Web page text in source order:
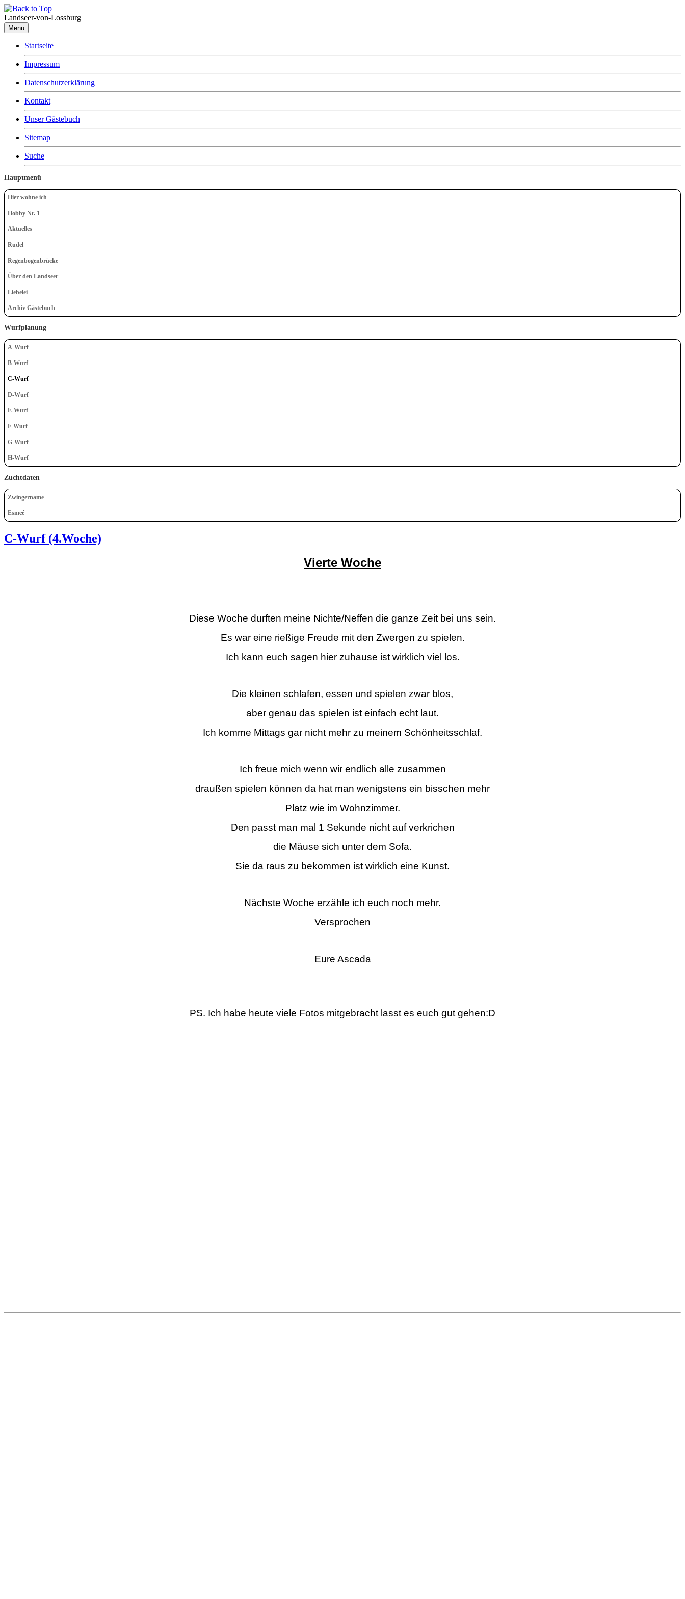
Landseer-von-Lossburg
Menu
Startseite
Impressum
Datenschutzerklärung
Kontakt
Unser Gästebuch
Sitemap
Suche
Hauptmenü
Hier wohne ich
Hobby Nr. 1
Aktuelles
Rudel
Regenbogenbrücke
Über den Landseer
Liebelei
Archiv Gästebuch
Wurfplanung
A-Wurf
B-Wurf
C-Wurf
D-Wurf
E-Wurf
F-Wurf
G-Wurf
H-Wurf
Zuchtdaten
Zwingername
Esmeé
C-Wurf (4.Woche)
Vierte Woche
Diese Woche durften meine Nichte/Neffen die ganze Zeit bei uns sein.
Es war eine rießige Freude mit den Zwergen zu spielen.
Ich kann euch sagen hier zuhause ist wirklich viel los.
Die kleinen schlafen, essen und spielen zwar blos,
aber genau das spielen ist einfach echt laut.
Ich komme Mittags gar nicht mehr zu meinem Schönheitsschlaf.
Ich freue mich wenn wir endlich alle zusammen
draußen spielen können da hat man wenigstens ein bisschen mehr
Platz wie im Wohnzimmer.
Den passt man mal 1 Sekunde nicht auf verkrichen
die Mäuse sich unter dem Sofa.
Sie da raus zu bekommen ist wirklich eine Kunst.
Nächste Woche erzähle ich euch noch mehr.
Versprochen
Eure Ascada
PS. Ich habe heute viele Fotos mitgebracht lasst es euch gut gehen:D